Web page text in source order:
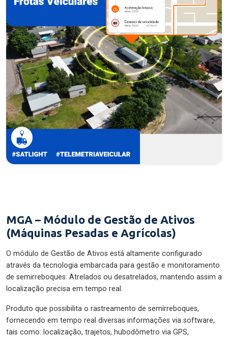
MGA – Módulo de Gestão de Ativos
(Máquinas Pesadas e Agrícolas)
O módulo de Gestão de Ativos está altamente configurado
através da tecnologia embarcada para gestão e monitoramento
de semirreboques: Atrelados ou desatrelados, mantendo assim a
localização precisa em tempo real.
Produto que possibilita o rastreamento de semirreboques,
fornecendo em tempo real diversas informações via software,
tais como: localização, trajetos, hubodômetro via GPS,